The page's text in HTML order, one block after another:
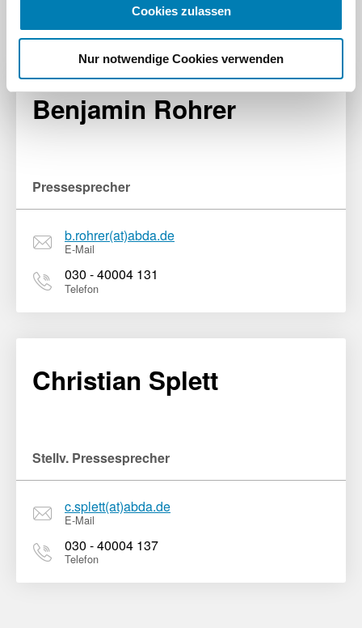
Cookies zulassen
Nur notwendige Cookies verwenden
Pressekontakt
Benjamin Rohrer
Pressesprecher
b.rohrer(at)abda.de
E-Mail
030 - 40004 131
Telefon
Christian Splett
Stellv. Pressesprecher
c.splett(at)abda.de
E-Mail
030 - 40004 137
Telefon